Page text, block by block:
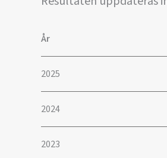
År
2025
2024
2023